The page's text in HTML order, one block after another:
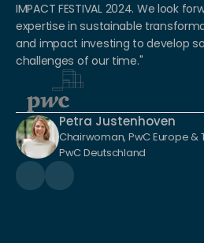
IMPACT FESTIVAL 2024. We look
expertise in sustainable
and impact investing to develop
challenges of our time."
Petra Justenhoven
Chairwoman, PwC Europe &
PwC Deutschland